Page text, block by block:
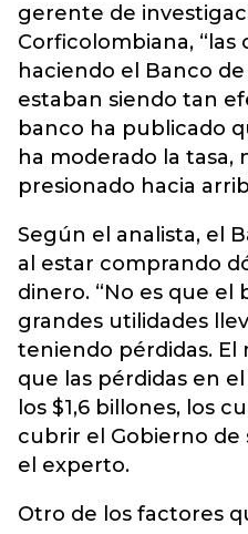
gerente de
Corficolombiana,
haciendo el Banco
estaban siendo tan
banco ha publicado
ha moderado la tasa,
presionado hacia
Según el analista, el
al estar comprando
dinero. “No es que el
grandes utilidades
teniendo pérdidas. El
que las pérdidas en
los $1,6 billones, los
cubrir el Gobierno de
el experto.
Otro de los factores